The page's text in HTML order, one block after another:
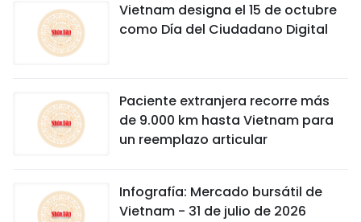
Vietnam designa el 15 de octubre
como Día del Ciudadano Digital
Paciente extranjera recorre más
de 9.000 km hasta Vietnam para
un reemplazo articular
Infografía: Mercado bursátil de
Vietnam - 31 de julio de 2026